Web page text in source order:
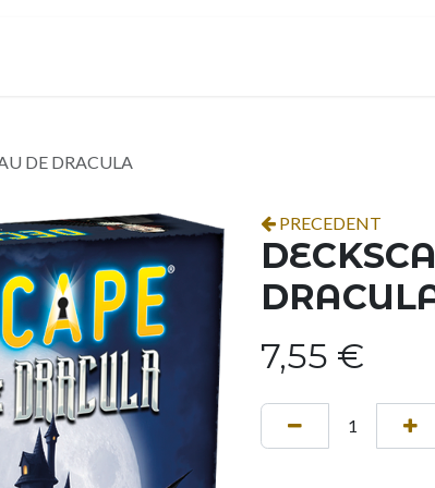
DE DRACULA
PRECEDENT
7,55 €